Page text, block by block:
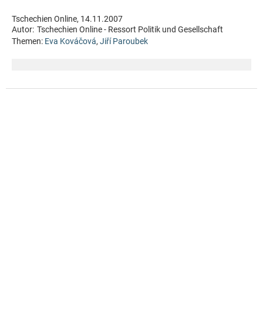
Tschechien Online, 14.11.2007
Autor: Tschechien Online - Ressort Politik und Gesellschaft
Themen: Eva Kováčová, Jiří Paroubek